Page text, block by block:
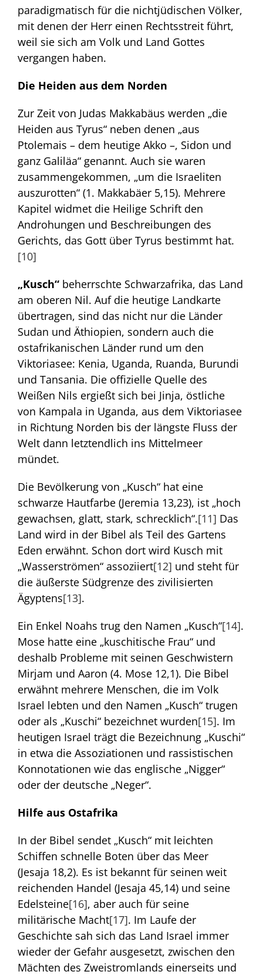
paradigmatisch für die nichtjüdischen Völker,
mit denen der Herr einen Rechtsstreit führt,
weil sie sich am Volk und Land Gottes
vergangen haben.
Die Heiden aus dem Norden
Zur Zeit von Judas Makkabäus werden „die
Heiden aus Tyrus“ neben denen „aus
Ptolemais – dem heutige Akko –, Sidon und
ganz Galiläa“ genannt. Auch sie waren
zusammengekommen, „um die Israeliten
auszurotten“ (1. Makkabäer 5,15). Mehrere
Kapitel widmet die Heilige Schrift den
Androhungen und Beschreibungen des
Gerichts, das Gott über Tyrus bestimmt hat.
[10]
„Kusch“beherrschte Schwarzafrika, das Land
am oberen Nil. Auf die heutige Landkarte
übertragen, sind das nicht nur die Länder
Sudan und Äthiopien, sondern auch die
ostafrikanischen Länder rund um den
Viktoriasee: Kenia, Uganda, Ruanda, Burundi
und Tansania. Die offizielle Quelle des
Weißen Nils ergießt sich bei Jinja, östliche
von Kampala in Uganda, aus dem Viktoriasee
in Richtung Norden bis der längste Fluss der
Welt dann letztendlich ins Mittelmeer
mündet.
Die Bevölkerung von „Kusch“ hat eine
schwarze Hautfarbe (Jeremia 13,23), ist „hoch
gewachsen, glatt, stark, schrecklich“.[11] Das
Land wird in der Bibel als Teil des Gartens
Eden erwähnt. Schon dort wird Kusch mit
„Wasserströmen“ assoziiert[12] und steht für
die äußerste Südgrenze des zivilisierten
Ägyptens[13].
Ein Enkel Noahs trug den Namen „Kusch“[14].
Mose hatte eine „kuschitische Frau“ und
deshalb Probleme mit seinen Geschwistern
Mirjam und Aaron (4. Mose 12,1). Die Bibel
erwähnt mehrere Menschen, die im Volk
Israel lebten und den Namen „Kusch“ trugen
oder als „Kuschi“ bezeichnet wurden[15]. Im
heutigen Israel trägt die Bezeichnung „Kuschi“
in etwa die Assoziationen und rassistischen
Konnotationen wie das englische „Nigger“
oder der deutsche „Neger“.
Hilfe aus Ostafrika
In der Bibel sendet „Kusch“ mit leichten
Schiffen schnelle Boten über das Meer
(Jesaja 18,2). Es ist bekannt für seinen weit
reichenden Handel (Jesaja 45,14) und seine
Edelsteine[16], aber auch für seine
militärische Macht[17]. Im Laufe der
Geschichte sah sich das Land Israel immer
wieder der Gefahr ausgesetzt, zwischen den
Mächten des Zweistromlands einerseits und